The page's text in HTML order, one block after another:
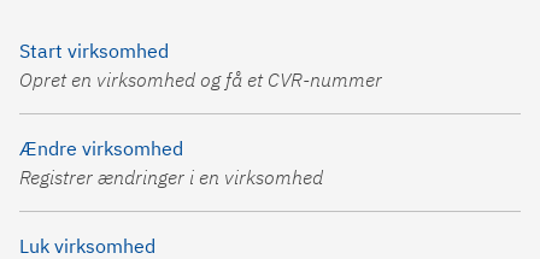
Start virksomhed
Opret en virksomhed og få et CVR-nummer
Ændre virksomhed
Registrer ændringer i en virksomhed
Luk virksomhed